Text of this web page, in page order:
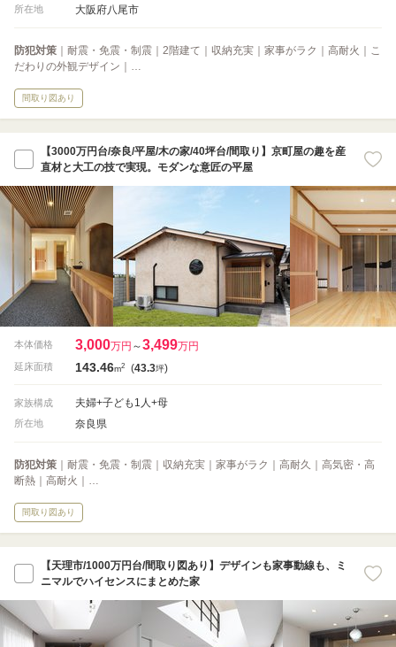
所在地 大阪府八尾市
防犯対策 ｜耐震・免震・制震｜2階建て｜収納充実｜家事がラク｜高耐火｜こ
だわりの外観デザイン｜…
間取り図あり
【3000万円台/奈良/平屋/木の家/40坪台/間取り】京町屋の趣を産
直材と大工の技で実現。モダンな意匠の平屋
本体価格 3,000万円 ～3,499万円
延床面積 143.46m2 (43.3坪)
家族構成 夫婦+子ども1人+母
所在地 奈良県
防犯対策 ｜耐震・免震・制震｜収納充実｜家事がラク｜高耐久｜高気密・高
断熱｜高耐火｜…
間取り図あり
【天理市/1000万円台/間取り図あり】デザインも家事動線も、ミ
ニマルでハイセンスにまとめた家